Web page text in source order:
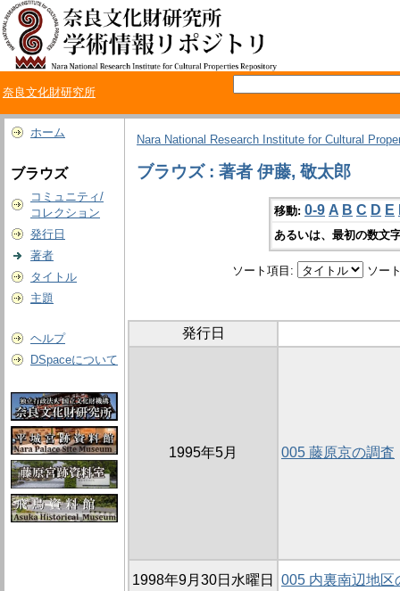
奈良文化財研究所
ホーム
ブラウズ
コミュニティ/
コレクション
発行日
著者
タイトル
主題
ヘルプ
DSpaceについて
Nara National Research Institute for Cultural
ブラウズ : 著者 伊藤, 敬太郎
移動: 0-9 A B C D E
あるいは、最初の数文
ソート項目: ソー
発行日
1995年5月 005 藤原京の調査
1998年9月30日水曜日 005 内裏南辺地